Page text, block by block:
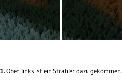
1.Oben links ist ein Strahler dazu gekommen.